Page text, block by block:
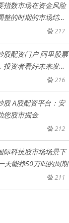
指数市场在资金风险
整的时期的市场结构
217
股配资门户 阿里股票
投资者看好未来发展
216
股 A股配资平台：安
您股市掘金
212
际科技股市场场景下
天能挣50万吗的周期
211